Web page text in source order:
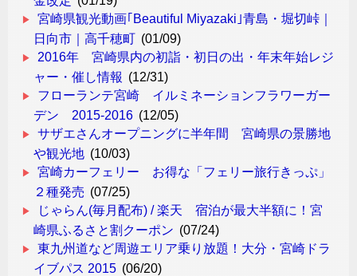
宮崎県観光動画｢Beautiful Miyazaki｣青島・堀切峠｜
日向市｜高千穂町 (01/09)
2016年 宮崎県内の初詣・初日の出・年末年始レジ
ャー・催し情報 (12/31)
フローランテ宮崎 イルミネーションフラワーガー
デン 2015-2016 (12/05)
サザエさんオープニングに半年間 宮崎県の景勝地
や観光地 (10/03)
宮崎カーフェリー お得な「フェリー旅行きっぷ」
２種発売 (07/25)
じゃらん(毎月配布) / 楽天 宿泊が最大半額に！宮
崎県ふるさと割クーポン (07/24)
東九州道など周遊エリア乗り放題！大分・宮崎ドラ
イブパス 2015 (06/20)